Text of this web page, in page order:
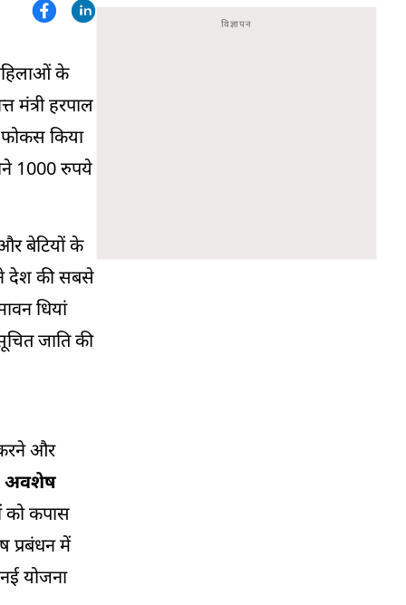
के
मंत्री हरपाल
किया
1000 रुपये
बेटियों के
देश की सबसे
धियां
जाति की
और
को कपास
प्रबंधन में
योजना